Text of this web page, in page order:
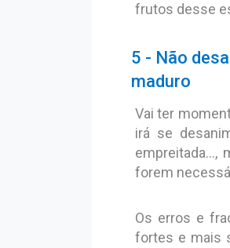
frutos desse
5 - Não
maduro
Vai ter
irá se
empreitada...,
forem
Os erros e
fortes e mais